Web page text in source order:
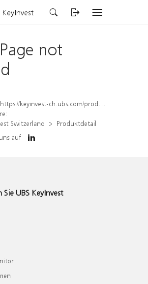
KeyInvest
not
https://keyinvest-ch.ubs.com/produkt/detail/index/isin/CH1577908291
Switzerland
Produktdetail
auf
Sie UBS KeyInvest